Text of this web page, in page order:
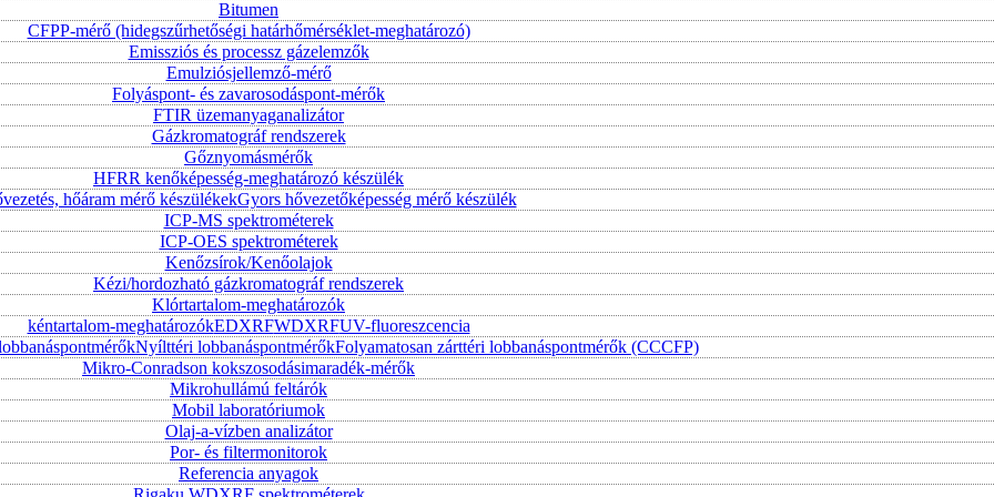
Bitumen
CFPP-mérő (hidegszűrhetőségi határhőmérséklet-meghatározó)
Emissziós és processz gázelemzők
Emulziósjellemző-mérő
Folyáspont- és zavarosodáspont-mérők
FTIR üzemanyaganalizátor
Gázkromatográf rendszerek
Gőznyomásmérők
HFRR kenőképesség-meghatározó készülék
hőáram mérő készülékekGyors hővezetőképesség mérő készülék
ICP-MS spektrométerek
ICP-OES spektrométerek
Kenőzsírok/Kenőolajok
Kézi/hordozható gázkromatográf rendszerek
Klórtartalom-meghatározók
kéntartalom-meghatározókEDXRFWDXRFUV-fluoreszcencia
Nyílttéri lobbanáspontmérőkFolyamatosan zárttéri lobbanáspontmérők (CCCFP)
Mikro-Conradson kokszosodásimaradék-mérők
Mikrohullámú feltárók
Mobil laboratóriumok
Olaj-a-vízben analizátor
Por- és filtermonitorok
Referencia anyagok